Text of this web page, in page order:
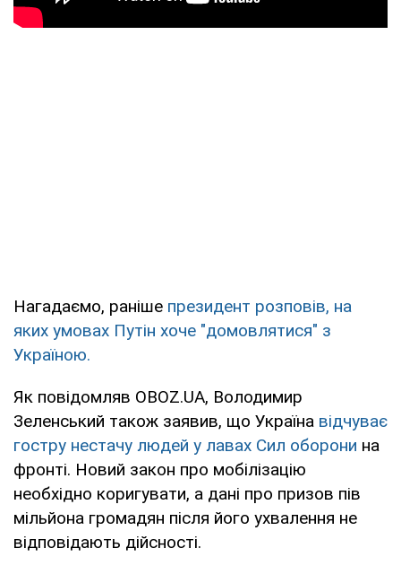
Нагадаємо, раніше президент розповів, на
яких умовах Путін хоче "домовлятися" з
Україною.
Як повідомляв OBOZ.UA, Володимир
Зеленський також заявив, що Україна відчуває
гостру нестачу людей у лавах Сил оборони на
фронті. Новий закон про мобілізацію
необхідно коригувати, а дані про призов пів
мільйона громадян після його ухвалення не
відповідають дійсності.